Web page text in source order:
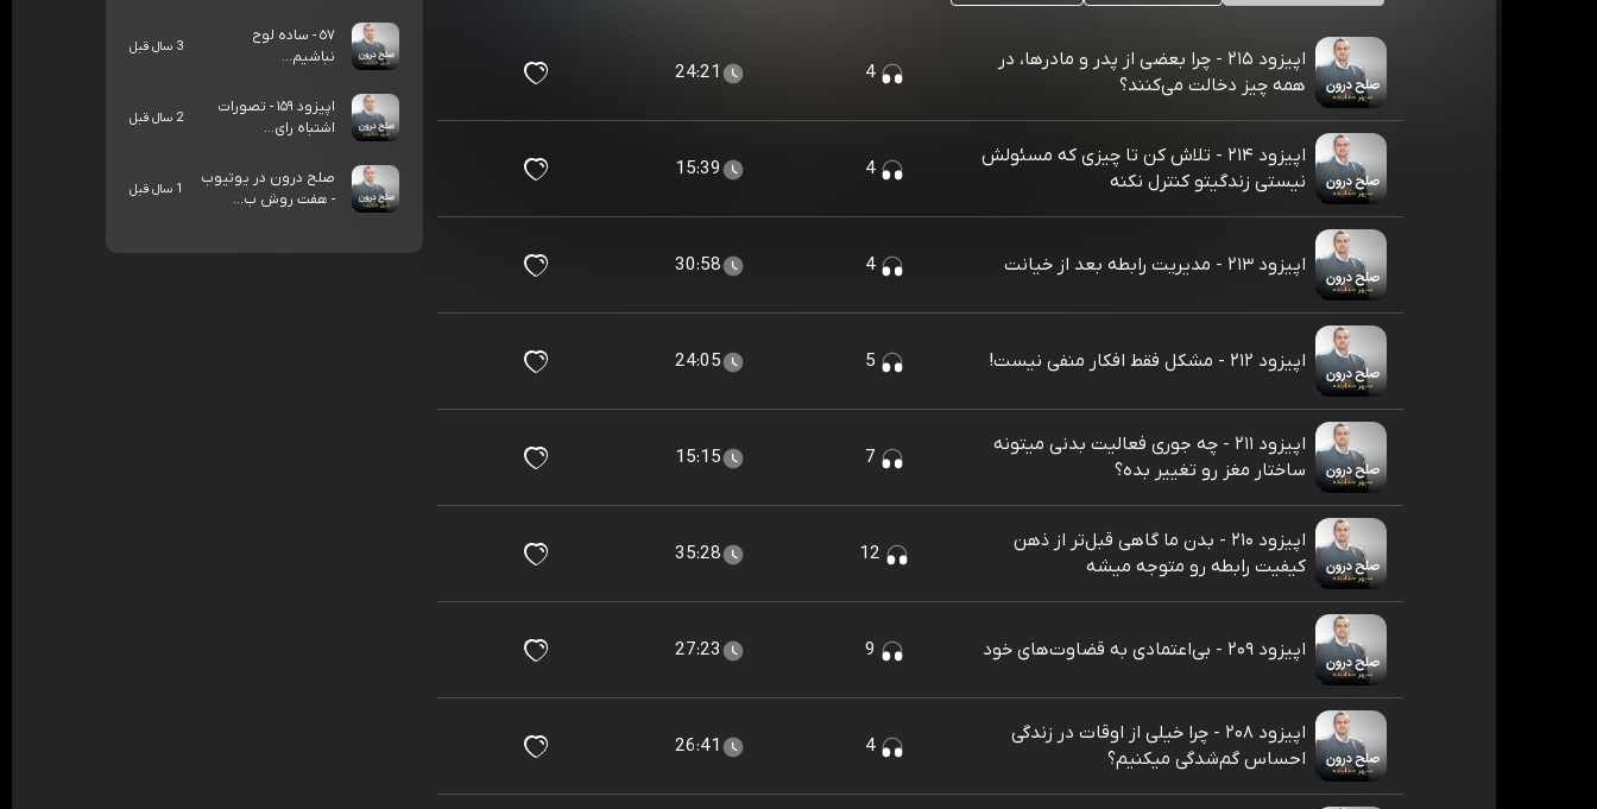
اپیزود ۲۱۵ - چرا بعضی از پدر و مادرها، در
همه چیز دخالت می‌کنند؟
4
24:21
اپیزود ۲۱۴ - تلاش کن تا چیزی که مسئولش
نیستی زندگیتو کنترل نکنه
4
15:39
اپیزود ۲۱۳ - مدیریت رابطه بعد از خیانت 4
30:58
اپیزود ۲۱۲ - مشکل فقط افکار منفی نیست! 24:05
اپیزود ۲۱۱ - چه جوری فعالیت بدنی میتونه
ساختار مغز رو تغییر بده؟
15:15
اپیزود ۲۱۰ - بدن ما گاهی قبل‌تر از ذهن
کیفیت رابطه رو متوجه میشه
35:28
اپیزود ۲۰۹ - بی‌اعتمادی به قضاوت‌های خود 27:23
اپیزود ۲۰۸ - چرا خیلی از اوقات در زندگی
احساس گم‌شدگی میکنیم؟
4
26:41
٥٧ - ساده لوح
نباشيم...
3 سال قبل
اپیزود ۱۵۹ - تصورات
اشتباه رای...
2 سال قبل
صلح درون در یوتیوب
- هفت روش ب...
1 سال قبل